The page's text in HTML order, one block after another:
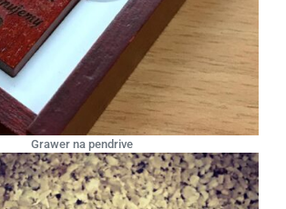
Grawer na pendrive